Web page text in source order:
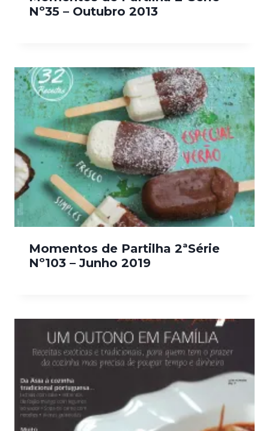
Nº35 – Outubro 2013
Momentos de Partilha 2ªSérie
Nº103 – Junho 2019